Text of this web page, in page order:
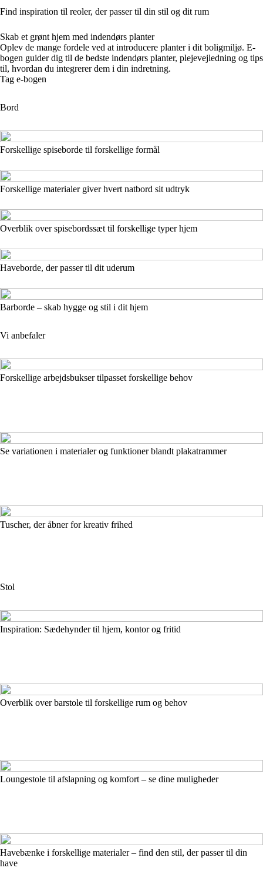
Find inspiration til reoler, der passer til din stil og dit rum
Skab et grønt hjem med indendørs planter
Oplev de mange fordele ved at introducere planter i dit boligmiljø. E-
bogen guider dig til de bedste indendørs planter, plejevejledning og tips
til, hvordan du integrerer dem i din indretning.
Tag e-bogen
Bord
Forskellige spiseborde til forskellige formål
Forskellige materialer giver hvert natbord sit udtryk
Overblik over spisebordssæt til forskellige typer hjem
Haveborde, der passer til dit uderum
Barborde – skab hygge og stil i dit hjem
Vi anbefaler
Forskellige arbejdsbukser tilpasset forskellige behov
Se variationen i materialer og funktioner blandt plakatrammer
Tuscher, der åbner for kreativ frihed
Stol
Inspiration: Sædehynder til hjem, kontor og fritid
Overblik over barstole til forskellige rum og behov
Loungestole til afslapning og komfort – se dine muligheder
Havebænke i forskellige materialer – find den stil, der passer til din
have